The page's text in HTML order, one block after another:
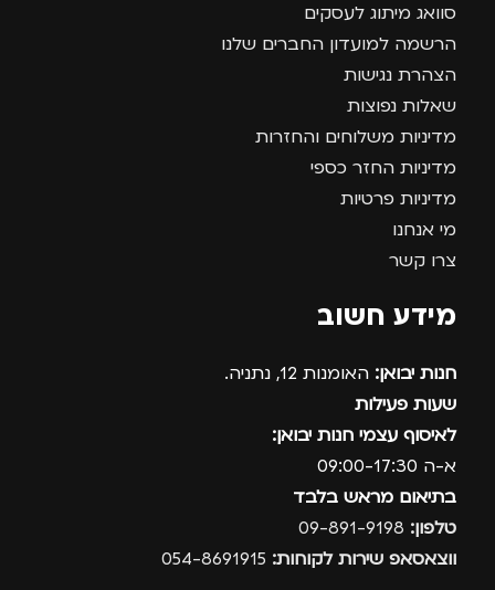
סוואג מיתוג לעסקים
הרשמה למועדון החברים שלנו
הצהרת נגישות
שאלות נפוצות
מדיניות משלוחים והחזרות
מדיניות החזר כספי
מדיניות פרטיות
מי אנחנו
צרו קשר
מידע חשוב
חנות יבואן: האומנות 12, נתניה.
שעות פעילות
לאיסוף עצמי חנות יבואן:
א-ה 09:00-17:30
בתיאום מראש בלבד
טלפון:
ווצאסאפ שירות לקוחות: